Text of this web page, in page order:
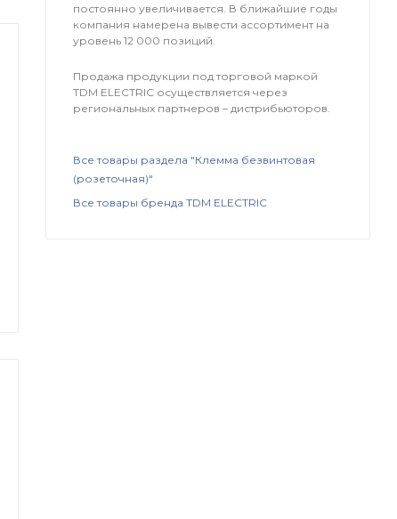
постоянно увеличивается. В ближайшие годы
компания намерена вывести ассортимент на
уровень 12 000 позиций.
Продажа продукции под торговой маркой
TDM ЕLECTRIC осуществляется через
региональных партнеров – дистрибьюторов.
Все товары раздела "Клемма безвинтовая
(розеточная)"
Все товары бренда TDM ЕLECTRIC